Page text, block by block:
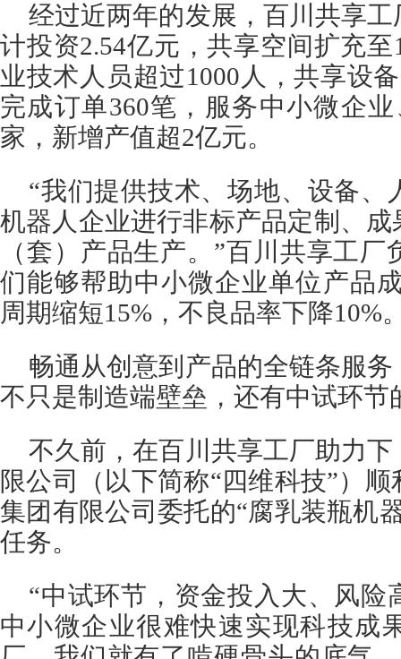
经过近两年的发展，百川共享
计投资2.54亿元，共享空间扩充
业技术人员超过1000人，共享设
完成订单360笔，服务中小微企
家，新增产值超2亿元。
“我们提供技术、场地、设备、
机器人企业进行非标产品定制、
（套）产品生产。”百川共享工
们能够帮助中小微企业单位产品
周期缩短15%，不良品率下降10%
畅通从创意到产品的全链条服
不只是制造端壁垒，还有中试环节
不久前，在百川共享工厂助力
限公司（以下简称“四维科技”）
集团有限公司委托的“腐乳装瓶机
任务。
“中试环节，资金投入大、风险
中小微企业很难快速实现科技成